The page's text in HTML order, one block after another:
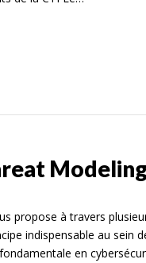
propose à travers
indispensable au sein
en